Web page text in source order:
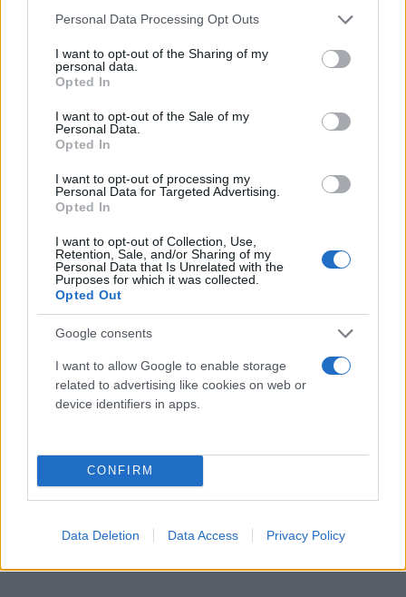
Please note that this website/app uses one or more Google
not limited to your visit or usage behaviour. You may click to
grant or deny consent to Google and its third-party tags to
use your data for below specified purposes in below Google
consent section.
Personal Data Processing Opt Outs
I want to opt-out of the Sharing of my
personal data.
Opted In
I want to opt-out of the Sale of my
Personal Data.
Opted In
I want to opt-out of processing my
Personal Data for Targeted Advertising.
Opted In
I want to opt-out of Collection, Use,
Retention, Sale, and/or Sharing of my
Personal Data that Is Unrelated with the
Purposes for which it was collected.
Opted Out
Google consents
I want to allow Google to enable storage
related to advertising like cookies on web or
device identifiers in apps.
CONFIRM
Data Deletion Data Access Privacy Policy
τους στο ενυδρείο υπήρχε πάντοτε υπάλληλος
κοντά στη δεξαμενή του χταποδιού, ο οποίος
καθοδηγούσε την αλληλεπίδραση με το ζώο, κάτι